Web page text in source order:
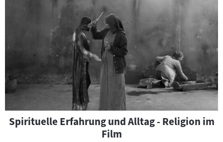
Spirituelle Erfahrung und Alltag - Religion im
Film